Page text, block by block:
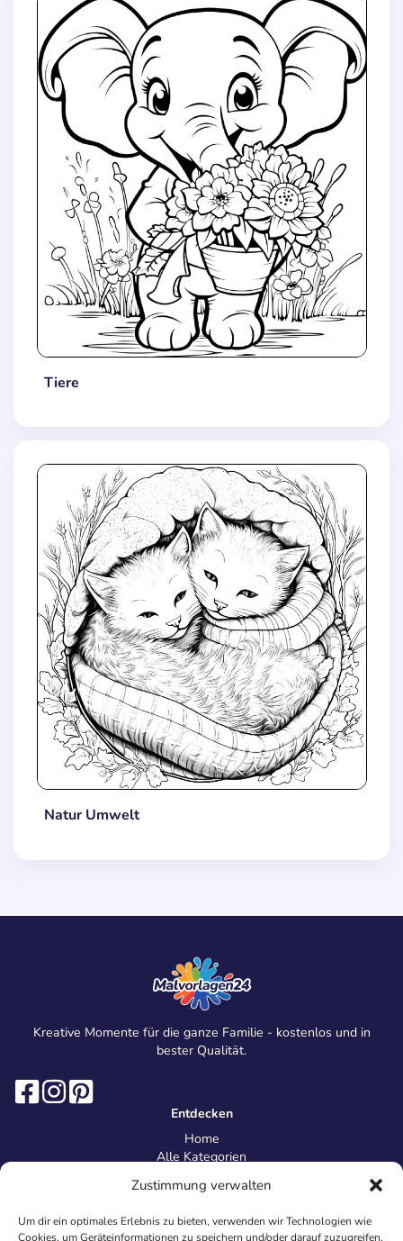
Zustimmung verwalten
Um dir ein optimales Erlebnis zu bieten, verwenden wir Technologien wie
Cookies, um Geräteinformationen zu speichern und/oder darauf zuzugreifen.
Tiere
Natur Umwelt
Kreative Momente für die ganze Familie - kostenlos und in
bester Qualität.
Entdecken
Home
Alle Kategorien
Information
Über uns
Kontakt